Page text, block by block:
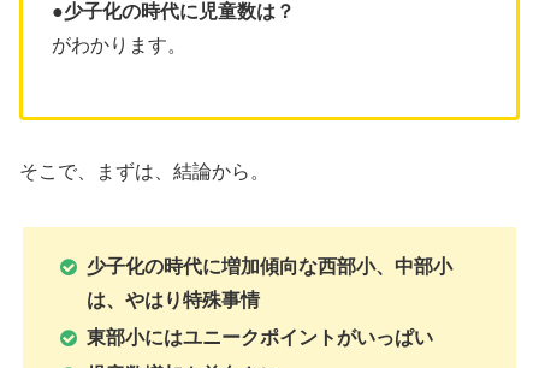
●少子化の時代に児童数は？
がわかります。
そこで、まずは、結論から。
少子化の時代に増加傾向な西部小、中部小
は、やはり特殊事情
東部小にはユニークポイントがいっぱい